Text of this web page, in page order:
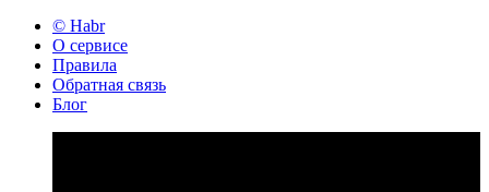
© Habr
О сервисе
Правила
Обратная связь
Блог